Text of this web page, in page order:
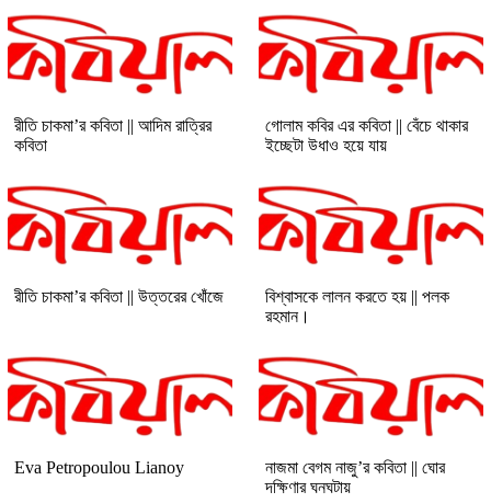
রীতি চাকমা’র কবিতা || আদিম রাত্রির
কবিতা
গোলাম কবির এর কবিতা || বেঁচে থাকার
ইচ্ছেটা উধাও হয়ে যায়
রীতি চাকমা’র কবিতা || উত্তরের খোঁজে
বিশ্বাসকে লালন করতে হয় || পলক
রহমান।
Eva Petropoulou Lianoy
নাজমা বেগম নাজু’র কবিতা || ঘোর
দক্ষিণার ঘনঘটায়